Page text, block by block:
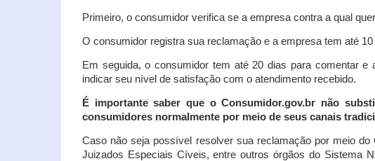
Primeiro, o consumidor verifica se a empresa contra a qual
O consumidor registra sua reclamação e a empresa tem até
Em seguida, o consumidor tem até 20 dias para comentar
indicar seu nível de satisfação com o atendimento recebido.
É importante saber que o Consumidor.gov.br não
consumidores normalmente por meio de seus canais
Caso não seja possível resolver sua reclamação por meio
Juizados Especiais Cíveis, entre outros órgãos do Sistema